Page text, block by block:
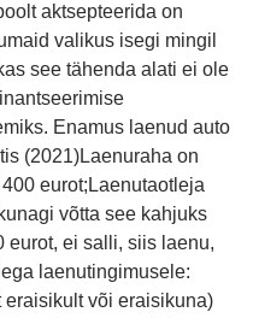
aktsepteerida on
valikus isegi mingil
see tähenda alati ei ole
Enamus laenud auto
(2021)Laenuraha on
eurot;Laenutaotleja
võtta see kahjuks
eurot, ei salli, siis laenu,
laenutingimusele:
eraisikult või eraisikuna)